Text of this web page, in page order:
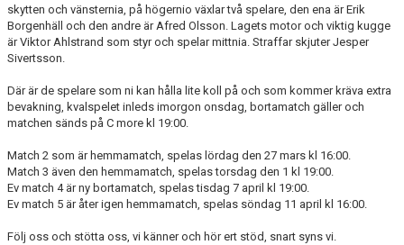
skytten och vänsternia, på högernio växlar två spelare, den ena är Erik
Borgenhäll och den andre är Afred Olsson. Lagets motor och viktig kugge
är Viktor Ahlstrand som styr och spelar mittnia. Straffar skjuter Jesper
Sivertsson.
Där är de spelare som ni kan hålla lite koll på och som kommer kräva extra
bevakning, kvalspelet inleds imorgon onsdag, bortamatch gäller och
matchen sänds på C more kl 19:00.
Match 2 som är hemmamatch, spelas lördag den 27 mars kl 16:00.
Match 3 även den hemmamatch, spelas torsdag den 1 kl 19:00.
Ev match 4 är ny bortamatch, spelas tisdag 7 april kl 19:00.
Ev match 5 är åter igen hemmamatch, spelas söndag 11 april kl 16:00.
Följ oss och stötta oss, vi känner och hör ert stöd, snart syns vi.